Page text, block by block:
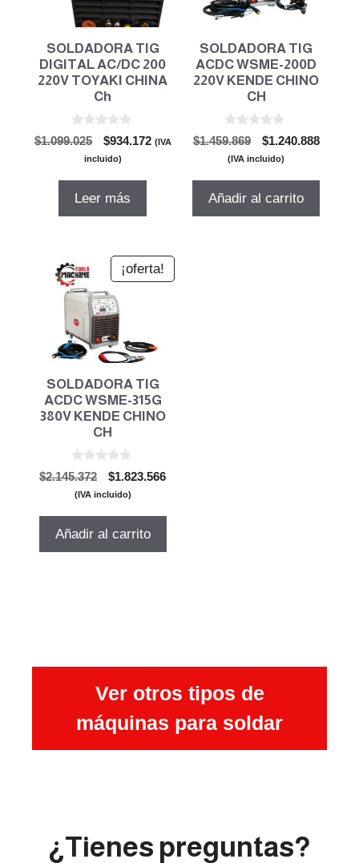
SOLDADORA TIG
DIGITAL AC/DC 200
220V TOYAKI CHINA
Ch
0
d
$1.099.025
El
precio
era:
$934.172El(IVA
incluido)
Leer más
SOLDADORA TIG
ACDC WSME-200D
220V KENDE CHINO
CH
0
d
e
$1.459.869
El
precio
$1.240.888El
(IVA incluido)
Añadir al carrito
¡oferta!
SOLDADORA TIG
ACDC WSME-315G
380V KENDE CHINO
CH
0
d
e
$2.145.372
El
precio
$1.823.566El
(IVA incluido)
Añadir al carrito
Ver otros tipos de
máquinas para soldar
¿Tienes preguntas?